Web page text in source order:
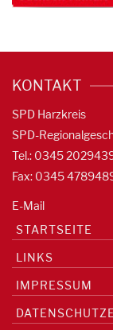
KONTAKT
SPD Harzkreis
SPD-
Tel.: 0345
Fax: 0345
E-Mail
STARTSEITE
LINKS
IMPRESSUM